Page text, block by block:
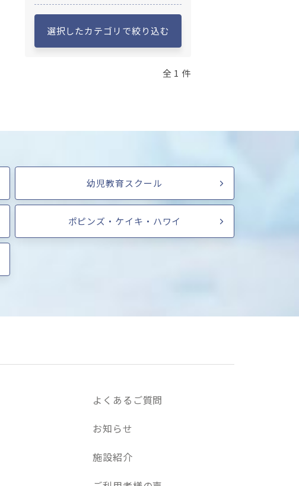
全 1 件
選択したカテゴリで絞り込む
幼児教育スクール
ポピンズ・ケイキ・ハワイ
よくあるご質問
お知らせ
施設紹介